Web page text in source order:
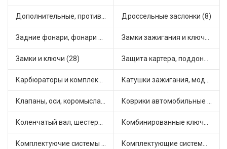
Дополнительные, противотуманные фары (4) Дроссельные заслонки (8)
Задние фонари, фонари видимости (5) Замки зажигания и ключи (16)
Замки и ключи (28) Защита картера, поддона, КПП (3)
Карбюраторы и комплектующие (32) Катушки зажигания, модули зажигания (21)
Клапаны, оси, коромысла (17) Коврики автомобильные (8)
Коленчатый вал, шестерни коленчатого вала (3) Комбинированные ключи (1)
Комплектуючие системы стеклоочистителя (11) Комплектующие системы выпуска отработавших газов (23)